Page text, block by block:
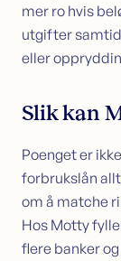
mer ro hvis
utgifter
eller
Slik kan
Poenget er
forbrukslån
om å matche
Hos Motty
flere banker